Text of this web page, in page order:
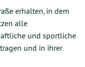
erhalten, in dem
alle
und sportliche
und in ihrer